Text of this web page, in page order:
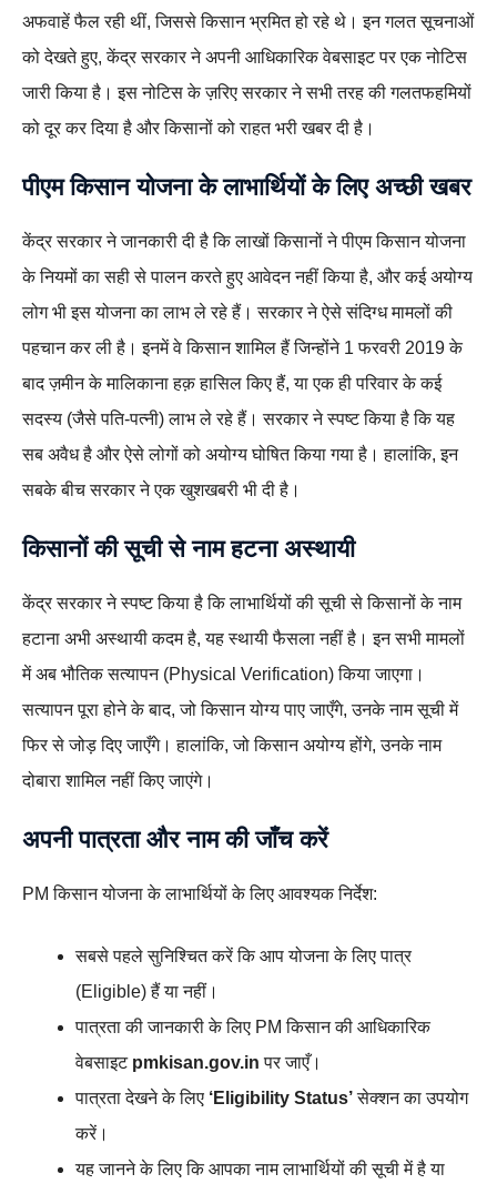
अफवाहें फैल रही थीं, जिससे किसान भ्रमित हो रहे थे। इन गलत सूचनाओं
को देखते हुए, केंद्र सरकार ने अपनी आधिकारिक वेबसाइट पर एक नोटिस
जारी किया है। इस नोटिस के ज़रिए सरकार ने सभी तरह की गलतफहमियों
को दूर कर दिया है और किसानों को राहत भरी खबर दी है।
पीएम किसान योजना के लाभार्थियों के लिए अच्छी खबर
केंद्र सरकार ने जानकारी दी है कि लाखों किसानों ने पीएम किसान योजना
के नियमों का सही से पालन करते हुए आवेदन नहीं किया है, और कई अयोग्य
लोग भी इस योजना का लाभ ले रहे हैं। सरकार ने ऐसे संदिग्ध मामलों की
पहचान कर ली है। इनमें वे किसान शामिल हैं जिन्होंने 1 फरवरी 2019 के
बाद ज़मीन के मालिकाना हक़ हासिल किए हैं, या एक ही परिवार के कई
सदस्य (जैसे पति-पत्नी) लाभ ले रहे हैं। सरकार ने स्पष्ट किया है कि यह
सब अवैध है और ऐसे लोगों को अयोग्य घोषित किया गया है। हालांकि, इन
सबके बीच सरकार ने एक खुशखबरी भी दी है।
किसानों की सूची से नाम हटना अस्थायी
केंद्र सरकार ने स्पष्ट किया है कि लाभार्थियों की सूची से किसानों के नाम
हटाना अभी अस्थायी कदम है, यह स्थायी फैसला नहीं है। इन सभी मामलों
में अब भौतिक सत्यापन (Physical Verification) किया जाएगा।
सत्यापन पूरा होने के बाद, जो किसान योग्य पाए जाएँगे, उनके नाम सूची में
फिर से जोड़ दिए जाएँगे। हालांकि, जो किसान अयोग्य होंगे, उनके नाम
दोबारा शामिल नहीं किए जाएंगे।
अपनी पात्रता और नाम की जाँच करें
PM किसान योजना के लाभार्थियों के लिए आवश्यक निर्देश:
सबसे पहले सुनिश्चित करें कि आप योजना के लिए पात्र
(Eligible) हैं या नहीं।
पात्रता की जानकारी के लिए PM किसान की आधिकारिक
वेबसाइट pmkisan.gov.in पर जाएँ।
पात्रता देखने के लिए ‘Eligibility Status’सेक्शन का उपयोग
करें।
यह जानने के लिए कि आपका नाम लाभार्थियों की सूची में है या